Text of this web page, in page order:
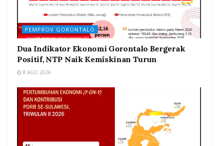
PEMPROV GORONTALO
Dua Indikator Ekonomi Gorontalo Bergerak
Positif, NTP Naik Kemiskinan Turun
8 AGU 2026